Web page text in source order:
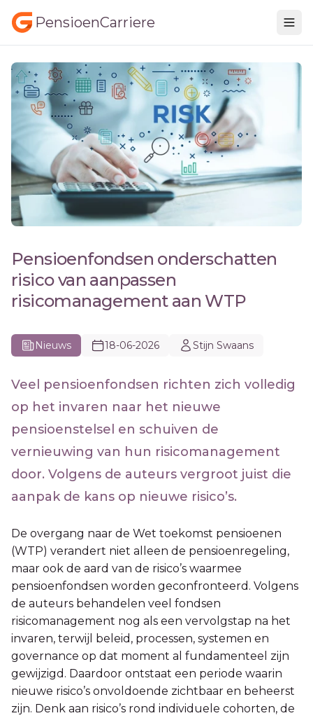
PensioenCarriere
Pensioenfondsen onderschatten
risico van aanpassen
risicomanagement aan WTP
Nieuws 18-06-2026 Stijn Swaans
Veel pensioenfondsen richten zich volledig
op het invaren naar het nieuwe
pensioenstelsel en schuiven de
vernieuwing van hun risicomanagement
door. Volgens de auteurs vergroot juist die
aanpak de kans op nieuwe risico’s.
De overgang naar de Wet toekomst pensioenen
(WTP) verandert niet alleen de pensioenregeling,
maar ook de aard van de risico’s waarmee
pensioenfondsen worden geconfronteerd. Volgens
de auteurs behandelen veel fondsen
risicomanagement nog als een vervolgstap na het
invaren, terwijl beleid, processen, systemen en
governance op dat moment al fundamenteel zijn
gewijzigd. Daardoor ontstaat een periode waarin
nieuwe risico’s onvoldoende zichtbaar en beheerst
zijn. Denk aan risico’s rond individuele cohorten, de